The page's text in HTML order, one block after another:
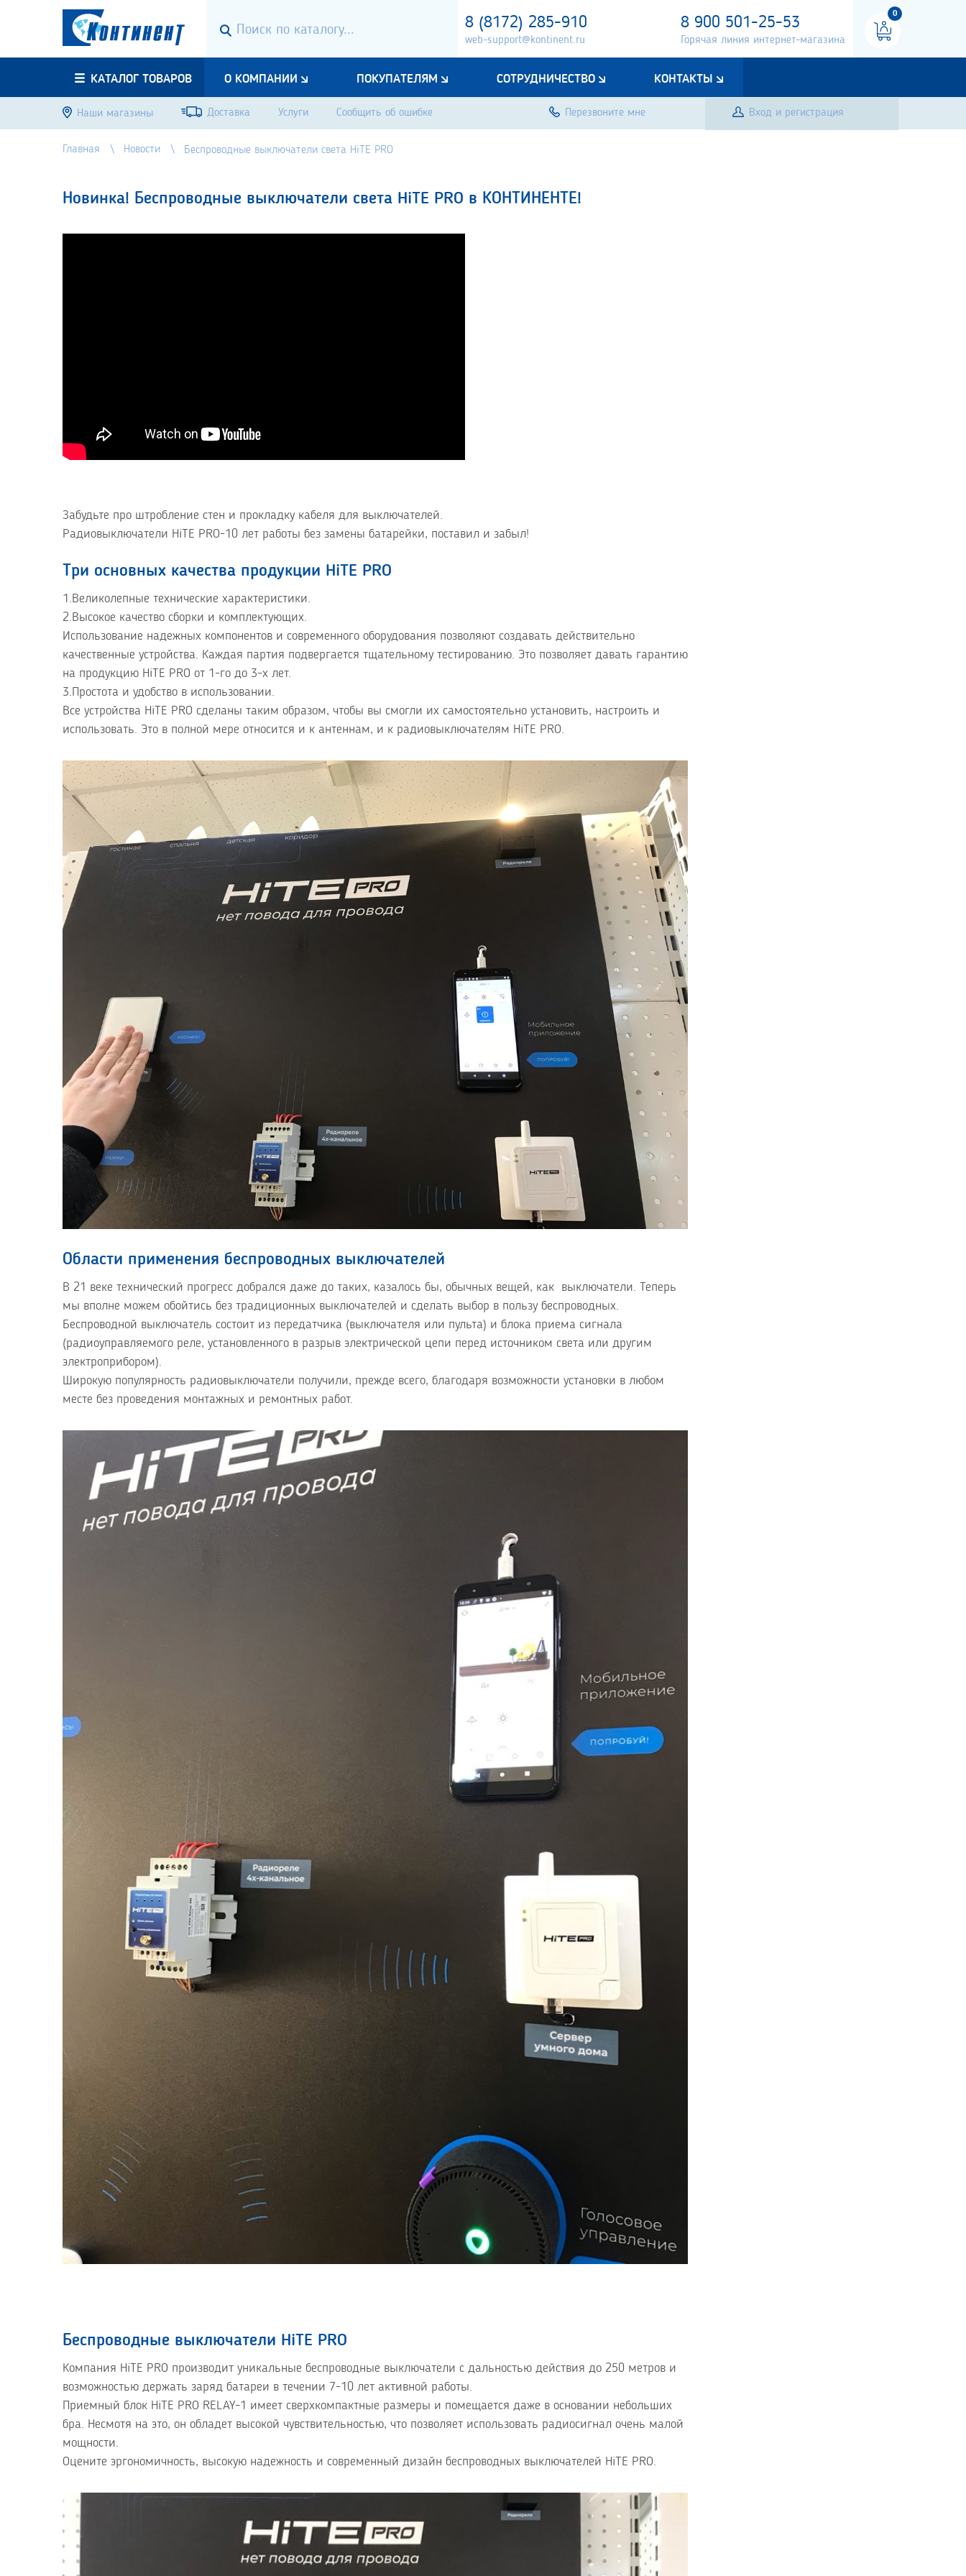
8 (8172) 285-910
web-support@kontinent.ru
8 900 501-25-53
Горячая линия интернет-магазина
0
КАТАЛОГ ТОВАРОВ О КОМПАНИИ ПОКУПАТЕЛЯМ СОТРУДНИЧЕСТВО КОНТАКТЫ
Наши магазины Доставка Услуги Сообщить об ошибке Перезвоните мне Вход и регистрация
Главная Новости Беспроводные выключатели света HiTE PRO
Новинка! Беспроводные выключатели света HiTE PRO в КОНТИНЕНТЕ!
Забудьте про штробление стен и прокладку кабеля для выключателей.
Радиовыключатели HiTE PRO-10 лет работы без замены батарейки, поставил и забыл!
Три основных качества продукции HiTE PRO
1.Великолепные технические характеристики.
2.Высокое качество сборки и комплектующих.
Использование надежных компонентов и современного оборудования позволяют создавать действительно
качественные устройства. Каждая партия подвергается тщательному тестированию. Это позволяет давать гарантию
на продукцию HiTE PRO от 1-го до 3-х лет.
3.Простота и удобство в использовании.
Все устройства HiTE PRO сделаны таким образом, чтобы вы смогли их самостоятельно установить, настроить и
использовать. Это в полной мере относится и к антеннам, и к радиовыключателям HiTE PRO.
Области применения беспроводных выключателей
В 21 веке технический прогресс добрался даже до таких, казалось бы, обычных вещей, как выключатели. Теперь
мы вполне можем обойтись без традиционных выключателей и сделать выбор в пользу беспроводных.
Беспроводной выключатель состоит из передатчика (выключателя или пульта) и блока приема сигнала
(радиоуправляемого реле, установленного в разрыв электрической цепи перед источником света или другим
электроприбором).
Широкую популярность радиовыключатели получили, прежде всего, благодаря возможности установки в любом
месте без проведения монтажных и ремонтных работ.
Беспроводные выключатели HiTE PRO
Компания HiTE PRO производит уникальные беспроводные выключатели с дальностью действия до 250 метров и
возможностью держать заряд батареи в течении 7-10 лет активной работы.
Приемный блок HiTE PRO RELAY-1 имеет сверхкомпактные размеры и помещается даже в основании небольших
бра. Несмотя на это, он обладет высокой чувствительностью, что позволяет использовать радиосигнал очень малой
мощности.
Оцените эргономичность, высокую надежность и современный дизайн беспроводных выключателей HiTE PRO.